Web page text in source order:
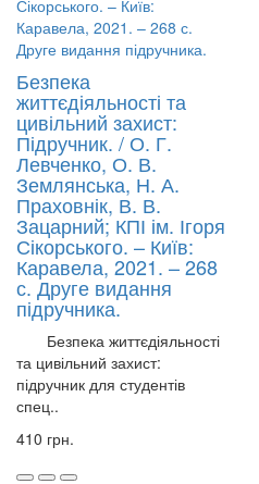
Безпека
життєдіяльності та
цивільний захист:
Підручник. / О. Г.
Левченко, О. В.
Землянська, Н. А.
Праховнік, В. В.
Зацарний; КПІ ім. Ігоря
Сікорського. – Київ:
Каравела, 2021. – 268
с. Друге видання
підручника.
Безпека життєдіяльності
та цивільний захист:
підручник для студентів
спец..
410 грн.